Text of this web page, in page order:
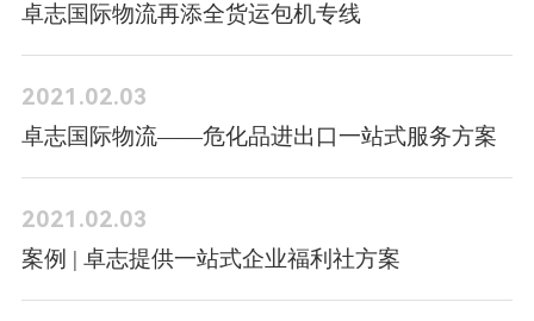
卓志国际物流再添全货运包机专线
2021.02.03
卓志国际物流——危化品进出口一站式服务方案
2021.02.03
案例 | 卓志提供一站式企业福利社方案